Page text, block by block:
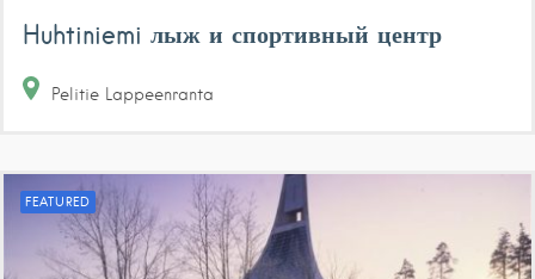
Huhtiniemi лыж и спортивный центр
Pelitie Lappeenranta
FEATURED